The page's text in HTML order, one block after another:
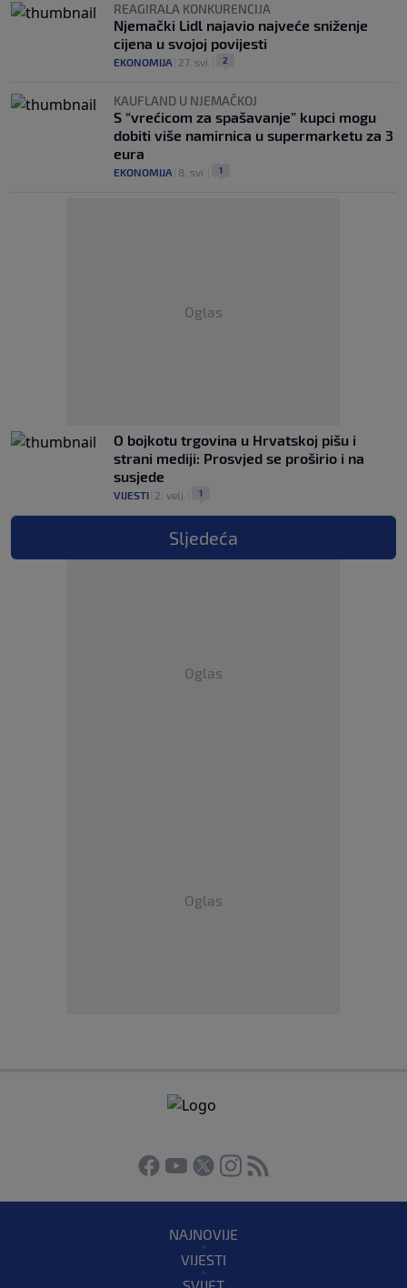
REAGIRALA KONKURENCIJA
Njemački Lidl najavio najveće sniženje
cijena u svojoj povijesti
EKONOMIJA 27. svi. 2
KAUFLAND U NJEMAČKOJ
S “vrećicom za spašavanje” kupci mogu
dobiti više namirnica u supermarketu za 3
eura
EKONOMIJA 8. svi. 1
Oglas
O bojkotu trgovina u Hrvatskoj pišu i
strani mediji: Prosvjed se proširio i na
susjede
VIJESTI 2. velj. 1
Sljedeća
Oglas
Oglas
NAJNOVIJE
VIJESTI